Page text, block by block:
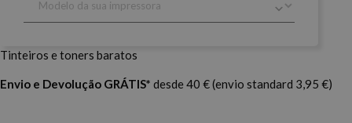
Tinteiros e toners baratos
Envio e Devolução GRÁTIS* desde 40 € (envio standard 3,95 €)